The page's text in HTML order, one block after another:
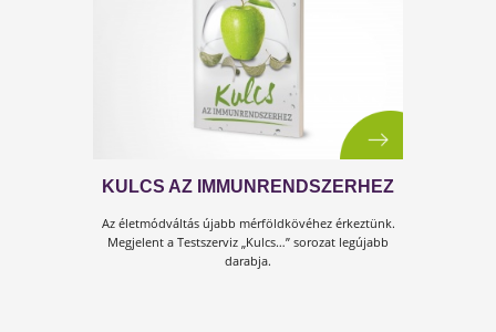
TESTSZERVIZ TEMATIKUS
CSOMAGOK
Hogy a problémákon ne kelljen töprengeni! Íme a
megoldások!